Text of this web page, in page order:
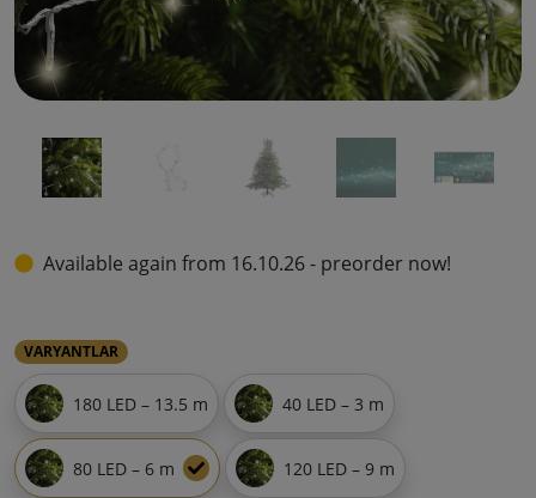
Available again from 16.10.26 - preorder now!
VARYANTLAR
180 LED – 13.5 m 40 LED – 3 m
80 LED – 6 m 120 LED – 9 m